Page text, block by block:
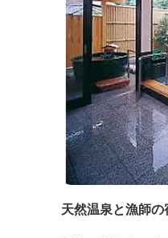
天然温泉と漁師